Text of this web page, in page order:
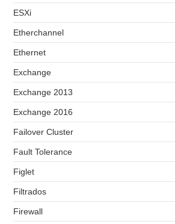
ESXi
Etherchannel
Ethernet
Exchange
Exchange 2013
Exchange 2016
Failover Cluster
Fault Tolerance
Figlet
Filtrados
Firewall